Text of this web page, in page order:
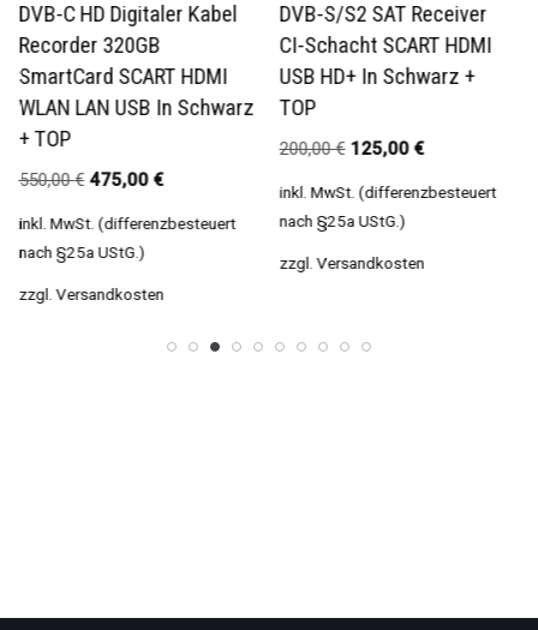
DVB-C HD Digitaler Kabel
Recorder 320GB
SmartCard SCART HDMI
WLAN LAN USB In Schwarz
+ TOP
550,00€ 475,00€
inkl. MwSt. (differenzbesteuert
nach §25a UStG.)
zzgl. Versandkosten
DVB-S/S2 SAT Receiver
CI-Schacht SCART HDMI
USB HD+ In Schwarz +
TOP
200,00€ 125,00€
inkl. MwSt. (differenzbesteuert
nach §25a UStG.)
zzgl.Versandkosten